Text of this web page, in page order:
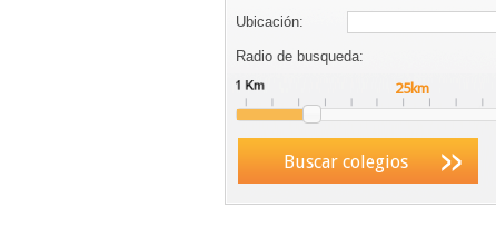
Ubicación:
Radio de busqueda:
Buscar colegios